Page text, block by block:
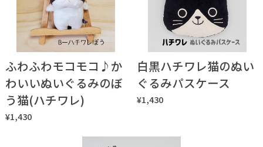
ふわふわモコモコ♪か
わいいぬいぐるみのぼ
う猫(ハチワレ)
¥1,430
白黒ハチワレ猫のぬい
ぐるみパスケース
¥1,430